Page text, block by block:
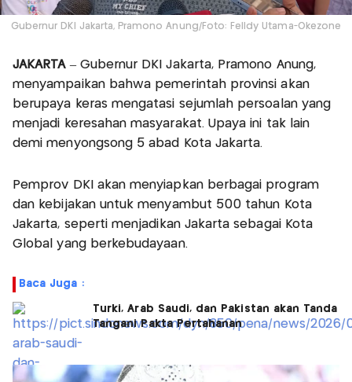
Gubernur DKI Jakarta, Pramono Anung/Foto: Felldy Utama-Okezone
JAKARTA– Gubernur DKI Jakarta, Pramono Anung,
menyampaikan bahwa pemerintah provinsi akan
berupaya keras mengatasi sejumlah persoalan yang
menjadi keresahan masyarakat. Upaya ini tak lain
demi menyongsong 5 abad Kota Jakarta.
Pemprov DKI akan menyiapkan berbagai program
dan kebijakan untuk menyambut 500 tahun Kota
Jakarta, seperti menjadikan Jakarta sebagai Kota
Global yang berkebudayaan.
Baca Juga :
Turki, Arab Saudi, dan Pakistan akan Tanda
Tangani Pakta Pertahanan